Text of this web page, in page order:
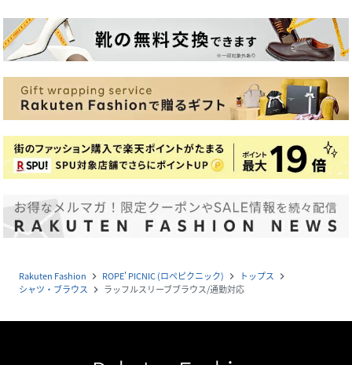
Rakuten Fashion navigate_next ROPE' PICNIC (ロペピクニック) navigate_next トップス navigate_next
シャツ・ブラウス navigate_next ラッフルスリーブブラウス/通勤対応